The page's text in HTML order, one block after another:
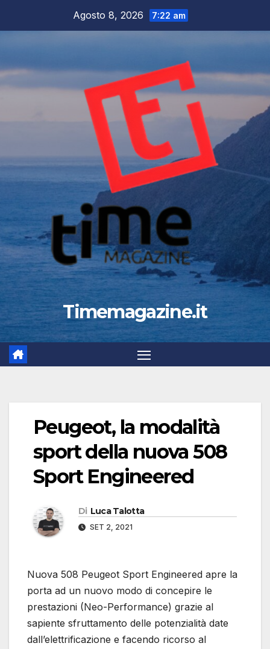
Agosto 8, 2026 7:22 am
Timemagazine.it
Peugeot, la modalità
sport della nuova 508
Sport Engineered
Di Luca Talotta
SET 2, 2021
Nuova 508 Peugeot Sport Engineered apre la
porta ad un nuovo modo di concepire le
prestazioni (Neo-Performance) grazie al
sapiente sfruttamento delle potenzialità date
dall’elettrificazione e facendo ricorso al